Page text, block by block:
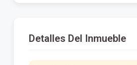
Detalles Del Inmueble